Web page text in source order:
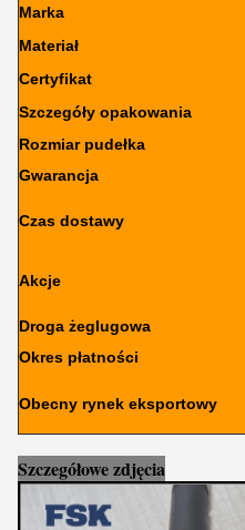
Marka
Materiał
Certyfikat
Szczegóły opakowania
Rozmiar pudełka
Gwarancja
Czas dostawy
Akcje
Droga żeglugowa
Okres płatności
Obecny rynek eksportowy
Szczegółowe zdjęcia